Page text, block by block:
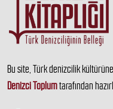
Bu site, Türk denizcilik
Denizci Toplumtarafından